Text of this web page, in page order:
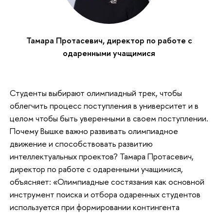
Тамара Протасевич, директор по работе с
одаренными учащимися
Студенты выбирают олимпиадный трек, чтобы
облегчить процесс поступления в университет и в
целом чтобы быть уверенными в своем поступлении.
Почему Вышке важно развивать олимпиадное
движение и способствовать развитию
интеллектуальных проектов? Тамара Протасевич,
директор по работе с одаренными учащимися,
объясняет: «Олимпиадные состязания как основной
инструмент поиска и отбора одаренных студентов
используется при формировании контингента